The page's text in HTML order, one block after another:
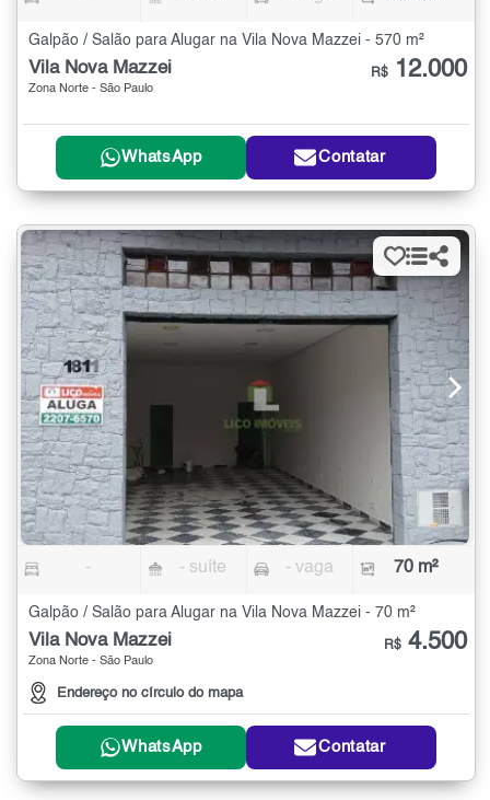
Galpão / Salão para Alugar na Vila Nova Mazzei - 570 m²
Vila Nova Mazzei
Zona Norte - São Paulo
R$ 12.000
WhatsApp Contatar
- - suíte - vaga 70 m²
Galpão / Salão para Alugar na Vila Nova Mazzei - 70 m²
Vila Nova Mazzei
Zona Norte - São Paulo
Endereço no círculo do mapa
R$ 4.500
WhatsApp Contatar